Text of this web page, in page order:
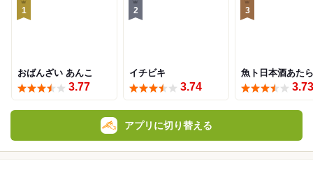
1
おばんざい あんこ
3.77
2
イチビキ
3.74
3
魚ト日本酒あた
3.73
アプリに切り替える